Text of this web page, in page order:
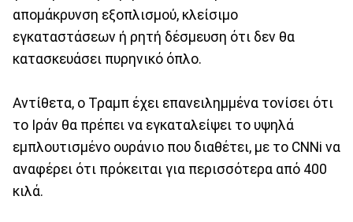
απομάκρυνση εξοπλισμού, κλείσιμο
εγκαταστάσεων ή ρητή δέσμευση ότι δεν θα
κατασκευάσει πυρηνικό όπλο.
Αντίθετα, ο Τραμπ έχει επανειλημμένα τονίσει ότι
το Ιράν θα πρέπει να εγκαταλείψει το υψηλά
εμπλουτισμένο ουράνιο που διαθέτει, με το CNNi να
αναφέρει ότι πρόκειται για περισσότερα από 400
κιλά.